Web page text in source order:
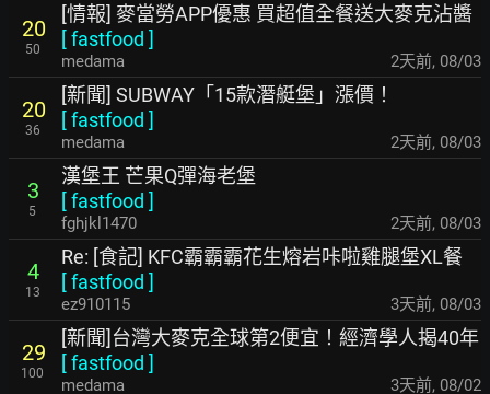
20
50
[情報] 麥當勞APP優惠 買超值全餐送大麥克沾醬
[fastfood ]
medama 2天前, 08/03
20
36
[新聞] SUBWAY「15款潛艇堡」漲價！
[fastfood ]
medama 2天前, 08/03
3
5
漢堡王 芒果Q彈海老堡
[fastfood ]
fghjkl1470 2天前, 08/03
4
13
Re: [食記] KFC霸霸霸花生熔岩咔啦雞腿堡XL餐
[fastfood ]
ez910115 3天前, 08/03
29
100
[新聞]台灣大麥克全球第2便宜！經濟學人揭40年
[fastfood ]
medama 3天前, 08/02